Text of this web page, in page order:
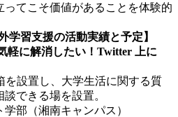
てこそ価値があることを体験的
学習支援の活動実績と予定】
軽に解消したい！Twitter 上に
設置し、大学生活に関する質
できる場を設置。
部（湘南キャンパス）